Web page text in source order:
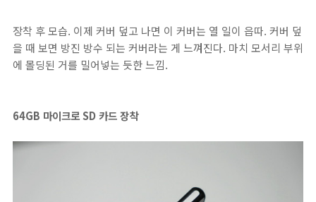
장착 후 모습. 이제 커버 덮고 나면 이 커버는 열 일이 읍따. 커버 덮
을 때 보면 방진 방수 되는 커버라는 게 느껴진다. 마치 모서리 부위
에 몰딩된 거를 밀어넣는 듯한 느낌.
64GB 마이크로 SD 카드 장착